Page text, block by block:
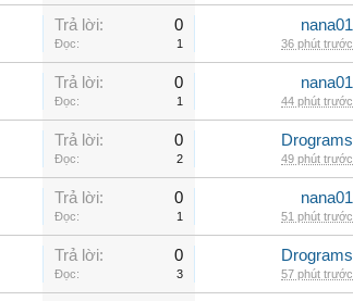
Trả lời: 0
Đọc: 1
nana01
36 phút trước
Trả lời: 0
Đọc: 1
nana01
44 phút trước
Trả lời: 0
Đọc: 2
Drograms
49 phút trước
Trả lời: 0
Đọc: 1
nana01
51 phút trước
Trả lời: 0
Đọc: 3
Drograms
57 phút trước